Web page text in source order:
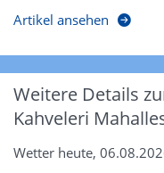
Artikel ansehen
Weitere Details
Kahveleri
Wetter heute,